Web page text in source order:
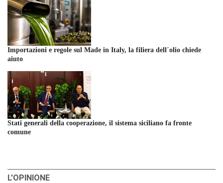
Importazioni e regole sul Made in Italy, la filiera dell´olio chiede
aiuto
Stati generali della cooperazione, il sistema siciliano fa fronte
comune
L'OPINIONE